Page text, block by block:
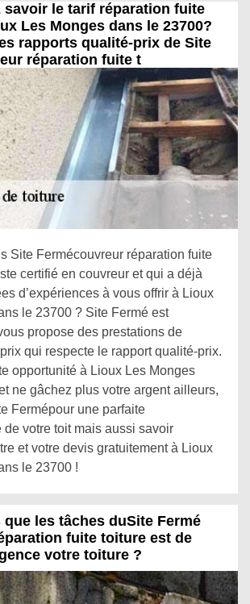
savoir le tarif réparation fuite
Les Monges dans le 23700?
rapports qualité-prix de Site
réparation fuite t
Site Fermécouvreur réparation fuite
certifié en couvreur et qui a déjà
d’expériences à vous offrir à Lioux
le 23700 ? Site Fermé est
propose des prestations de
qui respecte le rapport qualité-prix.
opportunité à Lioux Les Monges
ne gâchez plus votre argent ailleurs,
Fermépour une parfaite
de votre toit mais aussi savoir
et votre devis gratuitement à Lioux
le 23700 !
que les tâches duSite Fermé
fuite toiture est de
votre toiture ?